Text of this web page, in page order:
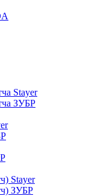
Stayer
ЗУБР
Stayer
ЗУБР